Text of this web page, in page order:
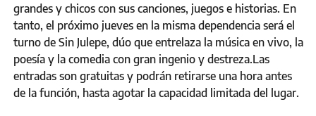
grandes y chicos con sus canciones, juegos e historias. En
tanto, el próximo jueves en la misma dependencia será el
turno de Sin Julepe, dúo que entrelaza la música en vivo, la
poesía y la comedia con gran ingenio y destreza.Las
entradas son gratuitas y podrán retirarse una hora antes
de la función, hasta agotar la capacidad limitada del lugar.